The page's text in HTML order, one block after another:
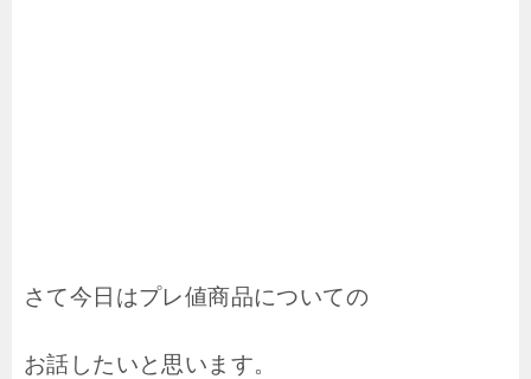
さて今日はプレ値商品についての
お話したいと思います。